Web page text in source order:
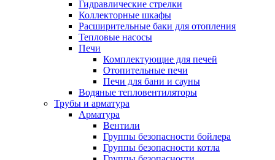
Гидравлические стрелки
Коллекторные шкафы
Расширительные баки для отопления
Тепловые насосы
Печи
Комплектующие для печей
Отопительные печи
Печи для бани и сауны
Водяные тепловентиляторы
Трубы и арматура
Арматура
Вентили
Группы безопасности бойлера
Группы безопасности котла